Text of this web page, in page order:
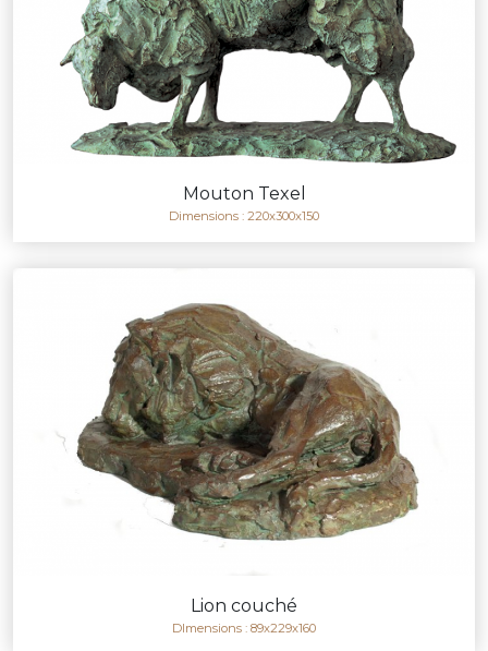
Mouton Texel
Dimensions : 220x300x150
Lion couché
DImensions : 89x229x160